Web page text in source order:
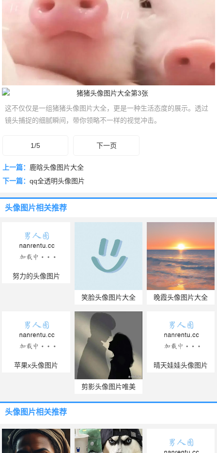
这不仅仅是一组猪猪头像图片大全，更是一种生活态度的展示。透过
镜头捕捉的细腻瞬间，带你领略不一样的视觉冲击。
1/5 下一页
上一篇： 鹿晗头像图片大全
下一篇： qq全透明头像图片
头像图片相关推荐
努力的头像图片
笑脸头像图片大全 晚霞头像图片大全
苹果x头像图片
剪影头像图片唯美
晴天娃娃头像图片
头像图片相关推荐